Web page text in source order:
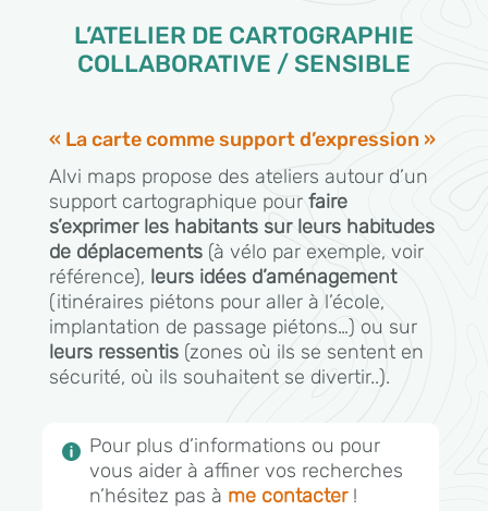
L’ATELIER DE CARTOGRAPHIE
COLLABORATIVE / SENSIBLE
« La carte comme support d’expression »
Alvi maps propose des ateliers autour d’un
support cartographique pour faire
s’exprimer les habitants sur leurs habitudes
de déplacements(à vélo par exemple, voir
référence), leurs idées d’aménagement
(itinéraires piétons pour aller à l’école,
implantation de passage piétons…) ou sur
leurs ressentis(zones où ils se sentent en
sécurité, où ils souhaitent se divertir..).
 Pour plus d’informations ou pour
vous aider à affiner vos recherches
n’hésitez pas à me contacter!